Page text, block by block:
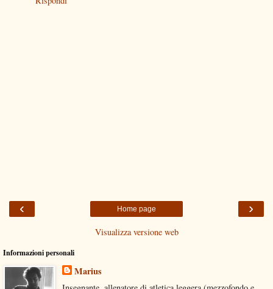
‹ ›
Home page
Visualizza versione web
Informazioni personali
Marius